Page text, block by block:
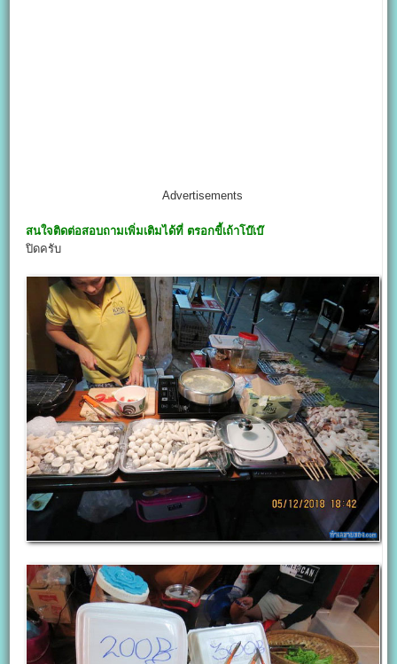
Advertisements
สนใจติดต่อสอบถามเพิ่มเติมได้ที่ ตรอกขี้เถ้าโบ๊เบ๊
ปิดครับ